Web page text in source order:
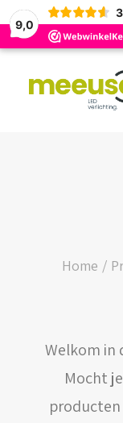
9,0
3
BUDGET
WEBSHOP
LOGIN /
Home
Welkom in
Mocht